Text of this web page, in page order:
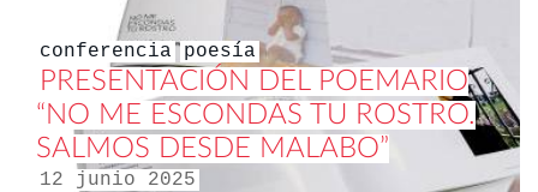
conferencia poesía
PRESENTACIÓN DEL POEMARIO
“NO ME ESCONDAS TU ROSTRO.
SALMOS DESDE MALABO”
12 junio 2025